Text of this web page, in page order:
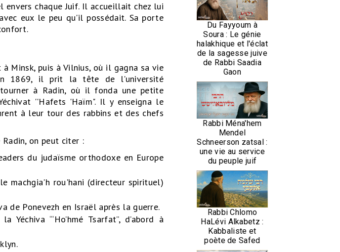
chaque Juif. Il accueillait chez lui
eux le peu qu'il possédait. Sa porte
Minsk, puis à Vilnius, où il gagna sa vie
En 1869, il prit la tête de l'université
à Radin, où il fonda une petite
''Hafets 'Haïm". Il y enseigna le
à leur tour des rabbins et des chefs
on peut citer :
du judaïsme orthodoxe en Europe
machgia'h rou'hani (directeur spirituel)
de Ponevezh en Israël après la guerre.
“‘Ho’hmé Tsarfat”, d’abord à
Du Fayyoum à
Soura : Le génie
halakhique et l'éclat
de la sagesse juive
de Rabbi Saadia
Gaon
Rabbi Ména'hem
Mendel
Schneerson zatsal :
une vie au service
du peuple juif
Rabbi Chlomo
HaLévi Alkabetz :
Kabbaliste et
poète de Safed